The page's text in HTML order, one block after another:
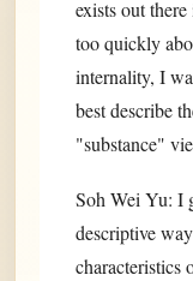
exists out
too quickly
internality, I
best describe
"substance"
Soh Wei Yu: I
descriptive
characteristics